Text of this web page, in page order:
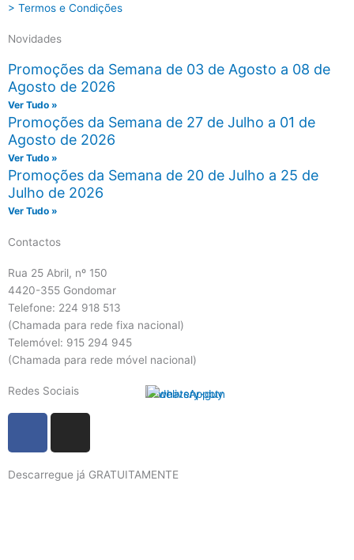
> Termos e Condições
Novidades
Promoções da Semana de 03 de Agosto a 08 de
Agosto de 2026
Ver Tudo »
Promoções da Semana de 27 de Julho a 01 de
Agosto de 2026
Ver Tudo »
Promoções da Semana de 20 de Julho a 25 de
Julho de 2026
Ver Tudo »
Contactos
Rua 25 Abril, nº 150
4420-355 Gondomar
Telefone: 224 918 513
(Chamada para rede fixa nacional)
Telemóvel: 915 294 945
(Chamada para rede móvel nacional)
Redes Sociais
e
t
Descarregue já GRATUITAMENTE